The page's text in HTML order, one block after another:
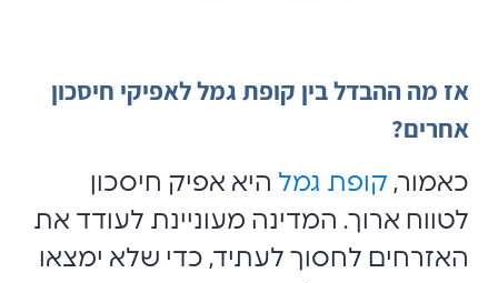
אז מה ההבדל בין קופת גמל לאפיקי חיסכון
אחרים?
כאמור, קופת גמל היא אפיק חיסכון
לטווח ארוך. המדינה מעוניינת לעודד את
האזרחים לחסוך לעתיד, כדי שלא ימצאו